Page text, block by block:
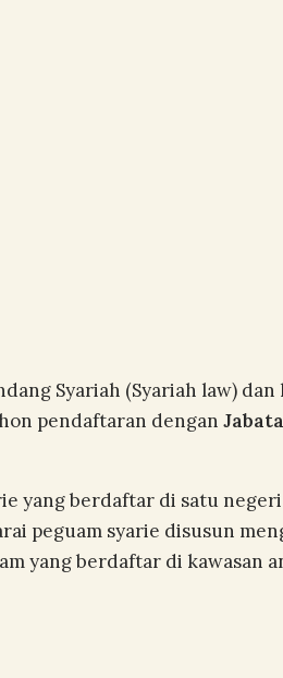
Syariah (Syariah law)
pendaftaran dengan
yang berdaftar di satu
peguam syarie disusun
yang berdaftar di kawasan